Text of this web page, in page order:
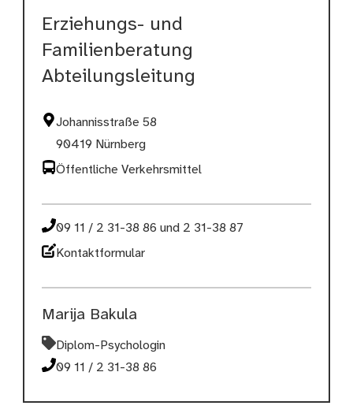
Erziehungs- und
Familienberatung
Abteilungsleitung
Johannisstraße 58
90419 Nürnberg
Öffentliche Verkehrsmittel
09 11 / 2 31-38 86 und 2 31-38 87
Kontaktformular
Marija Bakula
Diplom-Psychologin
09 11 / 2 31-38 86